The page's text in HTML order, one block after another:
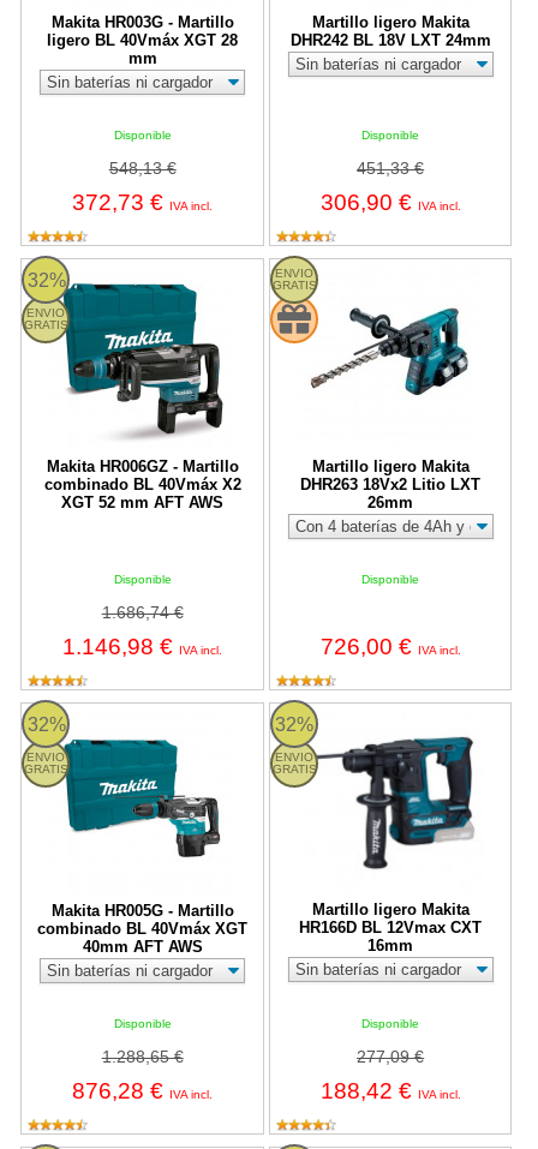
Makita HR003G - Martillo
ligero BL 40Vmáx XGT 28
mm
Disponible
548,13 €
372,73 € IVA incl.
Martillo ligero Makita
DHR242 BL 18V LXT 24mm
Disponible
451,33 €
306,90 € IVA incl.
32%
ENVIO
GRATIS
Makita HR006GZ - Martillo
combinado BL 40Vmáx X2
XGT 52 mm AFT AWS
Disponible
1.686,74 €
1.146,98 € IVA incl.
Makita HR006GZ - Martillo combinado BL 40Vmáx X2 XGT 52
ENVIO
GRATIS
Martillo ligero Makita
DHR263 18Vx2 Litio LXT
26mm
Disponible
726,00 € IVA incl.
Martillo ligero Makita DHR263
32%
ENVIO
GRATIS
Makita HR005G - Martillo
combinado BL 40Vmáx XGT
40mm AFT AWS
Disponible
1.288,65 €
876,28 € IVA incl.
Makita HR005G - Martillo combinado BL 40Vmáx XGT 40mm
32%
ENVIO
GRATIS
Martillo ligero Makita
HR166D BL 12Vmax CXT
16mm
Disponible
277,09 €
188,42 € IVA incl.
Martillo ligero Makita HR166D